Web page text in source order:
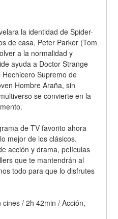
la identidad de Spider-
de casa, Peter Parker (Tom
a la normalidad y
ayuda a Doctor Strange
Supremo de
Hombre Araña, sin
se convierte en la
de TV favorito ahora
mejor de los clásicos.
acción y drama, películas
que te mantendrán al
todo para que lo disfrutes
/ 2h 42min / Acción,